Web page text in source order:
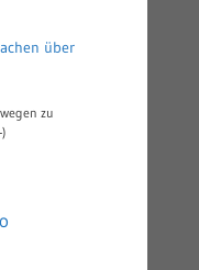
über
zu